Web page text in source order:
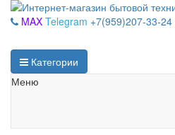
MAX Telegram +7(959)207-33-24
Категории
Меню